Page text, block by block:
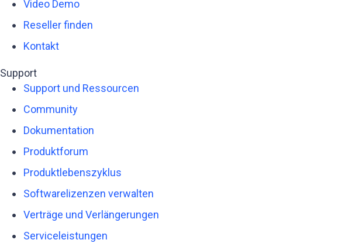
Video Demo
Reseller finden
Kontakt
Support
Support und Ressourcen
Community
Dokumentation
Produktforum
Produktlebenszyklus
Softwarelizenzen verwalten
Verträge und Verlängerungen
Serviceleistungen